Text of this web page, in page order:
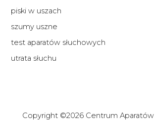
piski w uszach
szumy uszne
test aparatów słuchowych
utrata słuchu
Copyright ©2026 Centrum Aparatów